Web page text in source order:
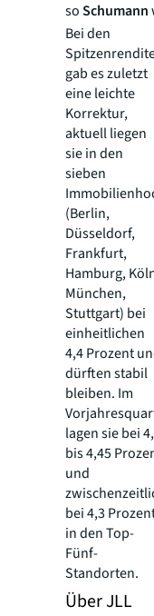
soSchumann
Bei den
gab es zuletzt
eine leichte
Korrektur,
aktuell liegen
sie in den
sieben
(Berlin,
Düsseldorf,
Frankfurt,
Hamburg,
München,
Stuttgart) bei
einheitlichen
4,4 Prozent
dürften stabil
bleiben. Im
lagen sie bei
bis 4,45
und
bei 4,3
in den Top-
Fünf-
Standorten.
Über JLL